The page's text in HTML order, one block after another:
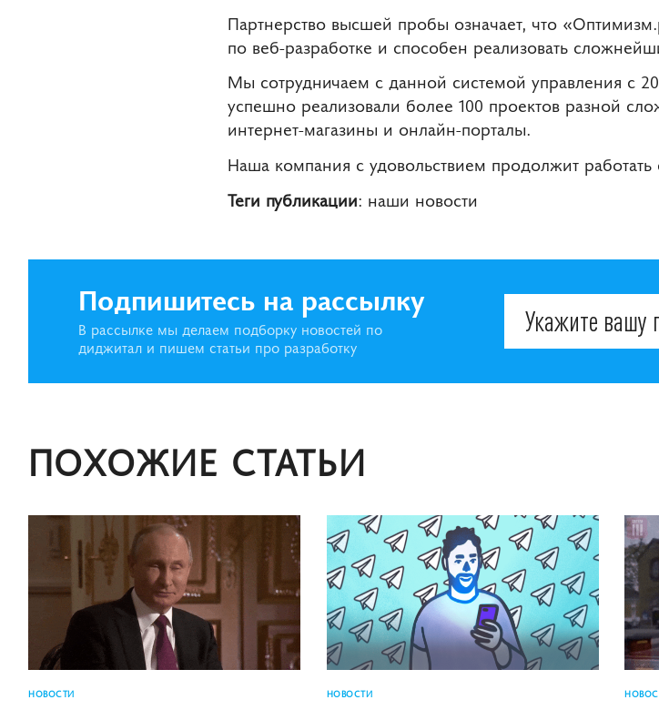
Партнерство высшей пробы означает, что
по веб-разработке и способен реализовать
Мы сотрудничаем с данной системой управления с
успешно реализовали более 100 проектов разной
интернет-магазины и онлайн-порталы.
Наша компания с удовольствием продолжит работать
Теги публикации: наши новости
Подпишитесь на рассылку
В рассылке мы делаем подборку новостей по
диджитал и пишем статьи про разработку
ПОХОЖИЕ СТАТЬИ
НОВОСТИ НОВОСТИ